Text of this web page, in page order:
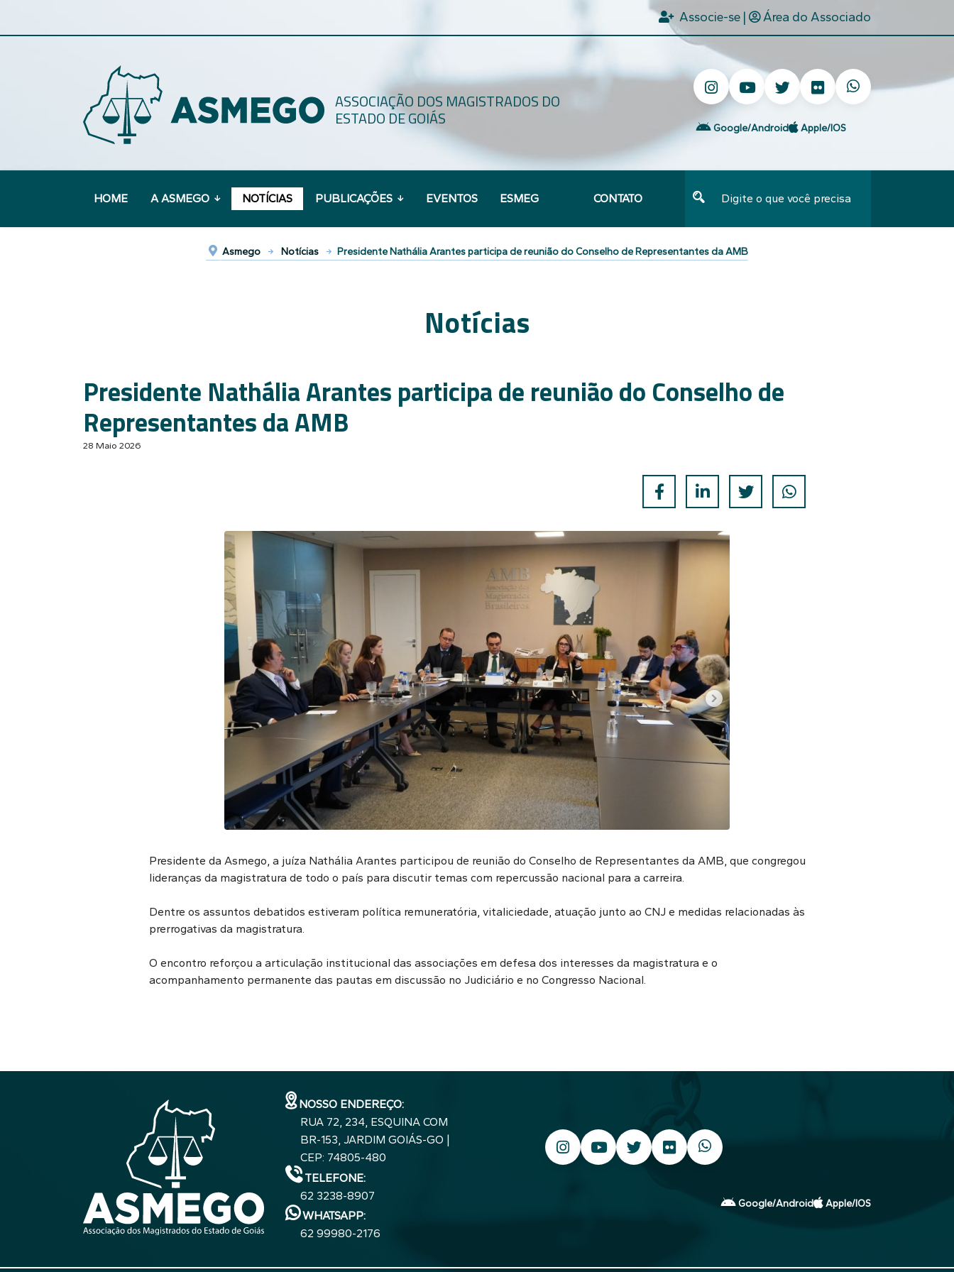
Associe-se | Área do Associado
ASSOCIAÇÃO DOS MAGISTRADOS DO
ESTADO DE GOIÁS Google/Android Apple/IOS
HOME A ASMEGO NOTÍCIAS PUBLICAÇÕES EVENTOS ESMEG
CONTATO
Notícias
Asmego Notícias Presidente Nathália Arantes participa de reunião do Conselho de Representantes da AMB
Presidente Nathália Arantes participa de reunião do Conselho de
Representantes da AMB
28 Maio 2026
Presidente da Asmego, a juíza Nathália Arantes participou de reunião do Conselho de Representantes da AMB, que congregou
lideranças da magistratura de todo o país para discutir temas com repercussão nacional para a carreira.
Dentre os assuntos debatidos estiveram política remuneratória, vitaliciedade, atuação junto ao CNJ e medidas relacionadas às
prerrogativas da magistratura.
O encontro reforçou a articulação institucional das associações em defesa dos interesses da magistratura e o
acompanhamento permanente das pautas em discussão no Judiciário e no Congresso Nacional.
NOSSO ENDEREÇO:
RUA 72, 234, ESQUINA COM
BR-153, JARDIM GOIÁS-GO |
CEP: 74805-480
TELEFONE:
62 3238-8907
WHATSAPP:
62 99980-2176
Google/Android Apple/IOS